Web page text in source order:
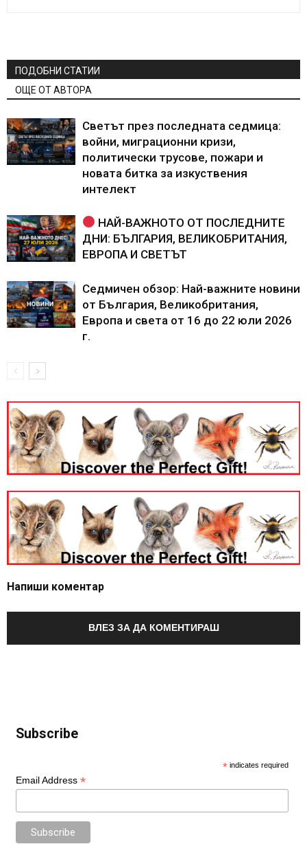
ПОДОБНИ СТАТИИ
ОЩЕ ОТ АВТОРА
Светът през последната седмица:
войни, миграционни кризи,
политически трусове, пожари и
новата битка за изкуствения
интелект
НАЙ-ВАЖНОТО ОТ ПОСЛЕДНИТЕ
ДНИ: БЪЛГАРИЯ, ВЕЛИКОБРИТАНИЯ,
ЕВРОПА И СВЕТЪТ
Седмичен обзор: Най-важните новини
от България, Великобритания,
Европа и света от 16 до 22 юли 2026
г.
Напиши коментар
ВЛЕЗ ЗА ДА КОМЕНТИРАШ
Subscribe
* indicates required
Email Address *